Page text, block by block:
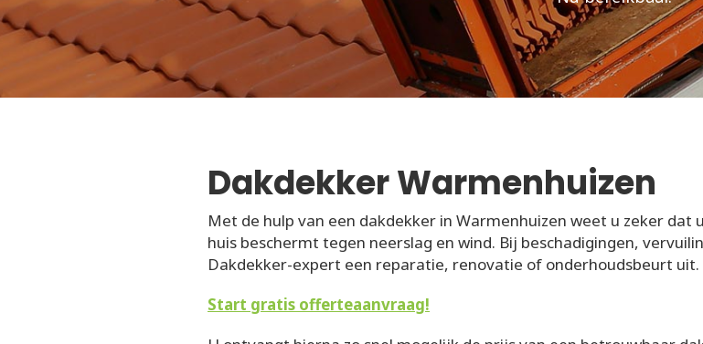
Dakdekker Warmenhuizen
Met de hulp van een dakdekker in Warmenhuizen weet u zeker dat
huis beschermt tegen neerslag en wind. Bij beschadigingen,
Dakdekker-expert een reparatie, renovatie of onderhoudsbeurt uit.
Start gratis offerteaanvraag!